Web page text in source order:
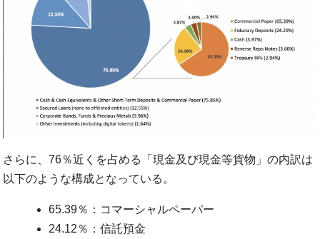
さらに、76％近くを占める「現金及び現金等貨物」の内訳は
以下のような構成となっている。
65.39％：コマーシャルペーパー
24.12％：信託預金